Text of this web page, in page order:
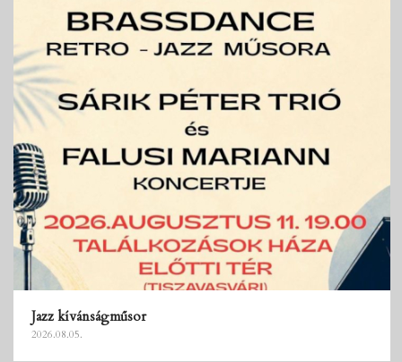
Jazz kívánságműsor
2026.08.05.